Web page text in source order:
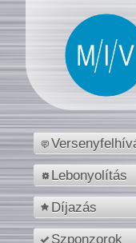
Lebonyolítás
Díjazás
Szponzorok